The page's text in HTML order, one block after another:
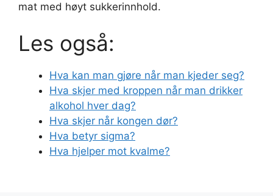
mat med høyt sukkerinnhold.
Les også:
Hva kan man gjøre når man kjeder seg?
Hva skjer med kroppen når man drikker
alkohol hver dag?
Hva skjer når kongen dør?
Hva betyr sigma?
Hva hjelper mot kvalme?